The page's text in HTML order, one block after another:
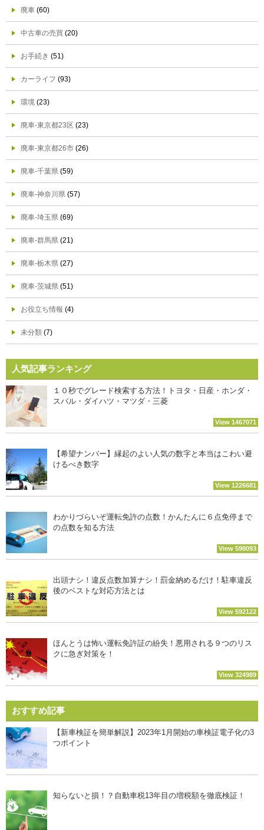
廃車 (60)
中古車の売買 (20)
お手続き (51)
カーライフ (93)
環境 (23)
廃車-東京都23区 (23)
廃車-東京都26市 (26)
廃車-千葉県 (59)
廃車-神奈川県 (57)
廃車-埼玉県 (69)
廃車-群馬県 (21)
廃車-栃木県 (27)
廃車-茨城県 (51)
お役立ち情報 (4)
未分類 (7)
人気記事ランキング
１０秒でグレード検索する方法！トヨタ・日産・ホンダ・
スバル・ダイハツ・マツダ・三菱
View 1467071
【希望ナンバー】縁起のよい人気の数字と本当はこわい避
けるべき数字
View 1226681
わかりづらいぞ運転免許の点数！かんたんに６点免停まで
の点数を知る方法
View 598093
出頭ナシ！違反点数加算ナシ！罰金納めるだけ！駐車違反
後のベストな対応方法とは
View 592122
ほんとうは怖い運転免許証の紛失！悪用される９つのリス
クに急ぎ対策を！
View 324989
おすすめ記事
【新車検証を簡単解説】2023年1月開始の車検証電子化の3
つポイント
知らないと損！？自動車税13年目の増税額を徹底検証！